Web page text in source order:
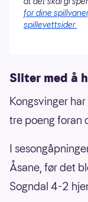
for dine
spillevettsider.
Sliter med å
Kongsvinger
tre poeng foran
I
Åsane, før det
Sogndal 4-2